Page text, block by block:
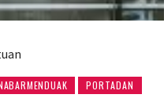
PORTADAN